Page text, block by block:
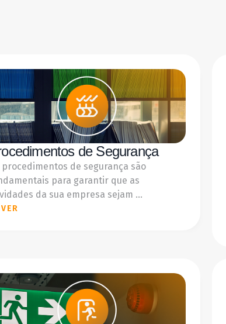
de Segurança
procedimentos de segurança são
para garantir que as
da sua empresa sejam ...
VER